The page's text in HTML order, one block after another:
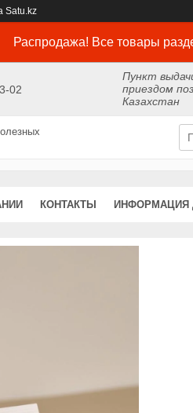
Satu.kz
Распродажа! Все товары
02
Пункт
приездом
Казахстан
КОНТАКТЫ ИНФОРМАЦИЯ